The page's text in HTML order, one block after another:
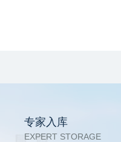
专家入库
EXPERT STORAGE